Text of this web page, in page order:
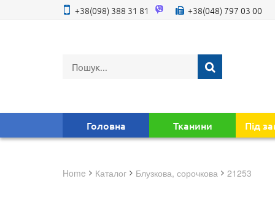
+38(098) 388 31 81 +38(048) 797 03 00
Головна Тканини Під
Home Каталог блузкова, сорочкова 21253